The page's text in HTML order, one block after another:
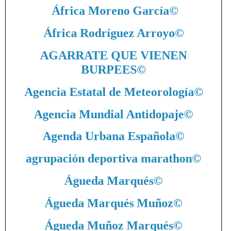
África Moreno García©
África Rodríguez Arroyo©
AGARRATE QUE VIENEN
BURPEES©
Agencia Estatal de Meteorología©
Agencia Mundial Antidopaje©
Agenda Urbana Española©
agrupación deportiva marathon©
Águeda Marqués©
Águeda Marqués Muñoz©
Águeda Muñoz Marqués©